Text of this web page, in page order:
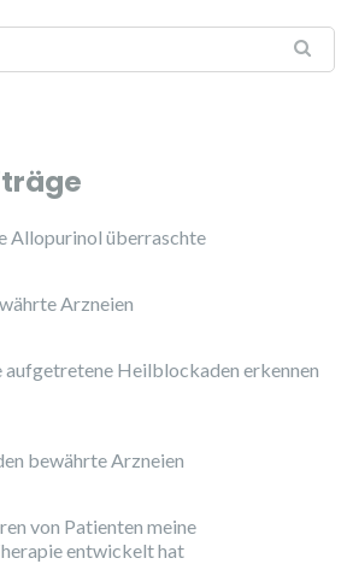
Allopurinol überraschte
Arzneien
Heilblockaden erkennen
bewährte Arzneien
von Patienten meine
entwickelt hat